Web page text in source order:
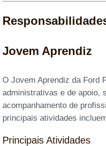
Jovem Aprendiz
O Jovem Aprendiz da Ford
administrativas e de apoio,
acompanhamento de
principais atividades
Principais Atividades